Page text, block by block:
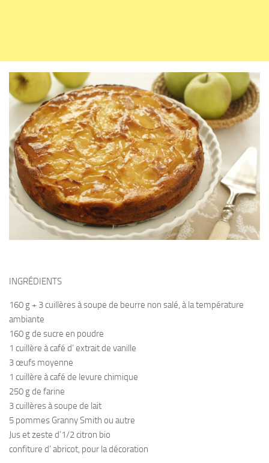
INGRÉDIENTS
160 g + 3 cuillères à soupe de beurre non salé, à la température
ambiante
160 g de sucre en poudre
1 cuillère à café d’ extrait de vanille
3 œufs moyenne
1 cuillère à café de levure chimique
250 g de farine
3 cuillères à soupe de lait
5 pommes Granny Smith ou autre
Jus et zeste d’1/2 citron bio
confiture d’ abricot, pour la décoration